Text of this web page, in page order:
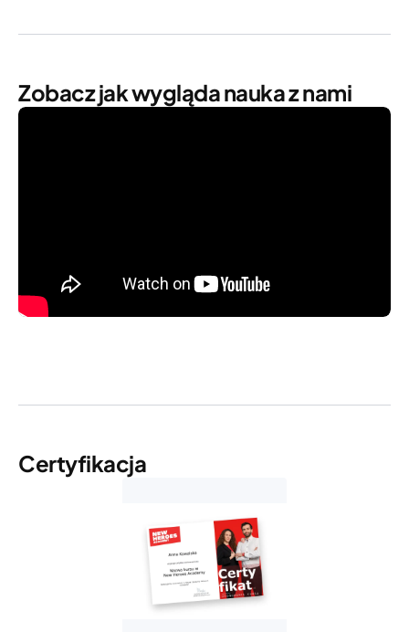
Zobacz jak wygląda nauka z nami
Certyfikacja